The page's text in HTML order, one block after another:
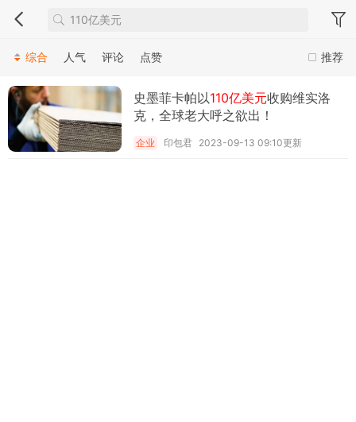
推荐
综合 人气 评论 点赞
史墨菲卡帕以110亿美元收购维实洛
克，全球老大呼之欲出！
企业 印包君 2023-09-13 09:10更新